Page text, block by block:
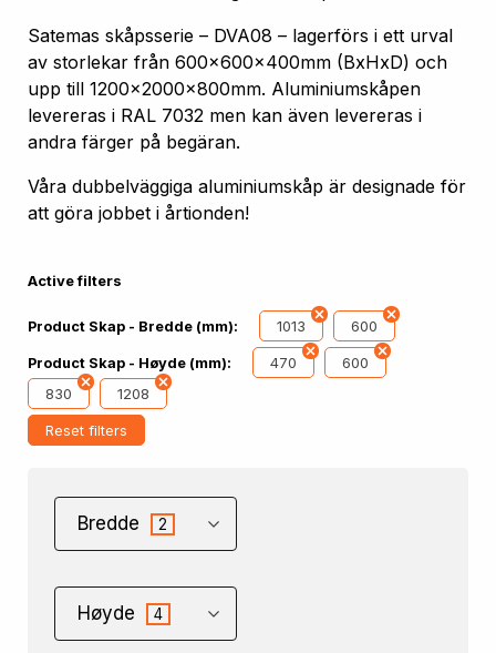
Satemas skåpsserie – DVA08 – lagerförs i ett urval
av storlekar från 600x600x400mm (BxHxD) och
upp till 1200x2000x800mm. Aluminiumskåpen
levereras i RAL 7032 men kan även levereras i
andra färger på begäran.
Våra dubbelväggiga aluminiumskåp är designade för
att göra jobbet i årtionden!
Active filters
Product Skap - Bredde (mm): 1013 600
Product Skap - Høyde (mm): 470
600
830
1208
Reset filters
Bredde 2
Høyde 4